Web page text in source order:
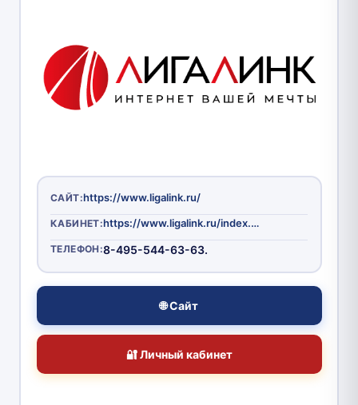
САЙТ:https://www.ligalink.ru/
КАБИНЕТ: https://www.ligalink.ru/index.php?id=46&bill
ТЕЛЕФОН:8-495-544-63-63.
🌐 Сайт
🔐 Личный кабинет